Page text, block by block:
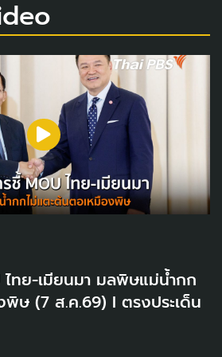
ไทย-เมียนมา มลพิษแม่น้ำกก
พิษ (7 ส.ค.69) I ตรงประเด็น